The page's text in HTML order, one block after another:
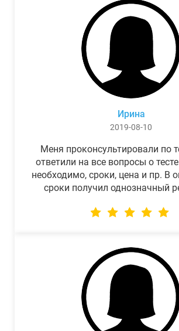
Ирина
2019-08-10
Меня проконсультировали по
ответили на все вопросы о
необходимо, сроки, цена и пр. В
сроки получил однозначный